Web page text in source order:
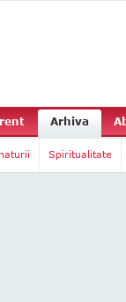
Arhiva
Spiritualitate